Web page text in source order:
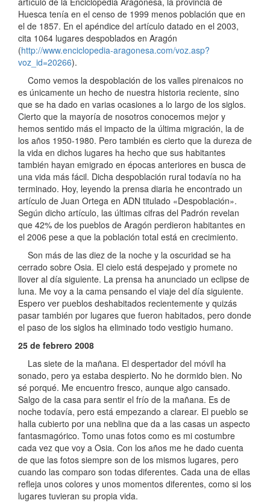
Huesca tenía en el censo de 1999 menos población que en
el de 1857. En el apéndice del artículo datado en el 2003,
cita 1064 lugares despoblados en Aragón
(http://www.enciclopedia-aragonesa.com/voz.asp?
voz_id=20266).
Como vemos la despoblación de los valles pirenaicos no
es únicamente un hecho de nuestra historia reciente, sino
que se ha dado en varias ocasiones a lo largo de los siglos.
Cierto que la mayoría de nosotros conocemos mejor y
hemos sentido más el impacto de la última migración, la de
los años 1950-1980. Pero también es cierto que la dureza de
la vida en dichos lugares ha hecho que sus habitantes
también hayan emigrado en épocas anteriores en busca de
una vida más fácil. Dicha despoblación rural todavía no ha
terminado. Hoy, leyendo la prensa diaria he encontrado un
artículo de Juan Ortega en ADN titulado «Despoblación».
Según dicho artículo, las últimas cifras del Padrón revelan
que 42% de los pueblos de Aragón perdieron habitantes en
el 2006 pese a que la población total está en crecimiento.
Son más de las diez de la noche y la oscuridad se ha
cerrado sobre Osia. El cielo está despejado y promete no
llover al día siguiente. La prensa ha anunciado un eclipse de
luna. Me voy a la cama pensando el viaje del día siguiente.
Espero ver pueblos deshabitados recientemente y quizás
pasar también por lugares que fueron habitados, pero donde
el paso de los siglos ha eliminado todo vestigio humano.
25 de febrero 2008
Las siete de la mañana. El despertador del móvil ha
sonado, pero ya estaba despierto. No he dormido bien. No
sé porqué. Me encuentro fresco, aunque algo cansado.
Salgo de la casa para sentir el frío de la mañana. Es de
noche todavía, pero está empezando a clarear. El pueblo se
halla cubierto por una neblina que da a las casas un aspecto
fantasmagórico. Tomo unas fotos como es mi costumbre
cada vez que voy a Osia. Con los años me he dado cuenta
de que las fotos siempre son de los mismos lugares, pero
cuando las comparo son todas diferentes. Cada una de ellas
refleja unos colores y unos momentos diferentes, como si los
lugares tuvieran su propia vida.